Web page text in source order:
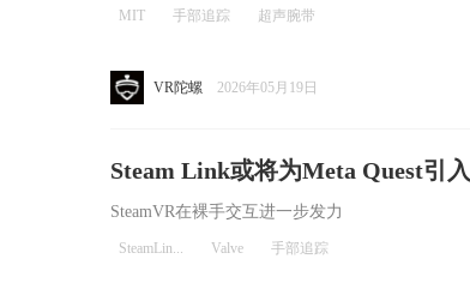
MIT 手部追踪 超声腕带
VR陀螺 2026年05月19日
Steam Link或将为Meta Quest引入
SteamVR在裸手交互进一步发力
SteamLin... Valve 手部追踪